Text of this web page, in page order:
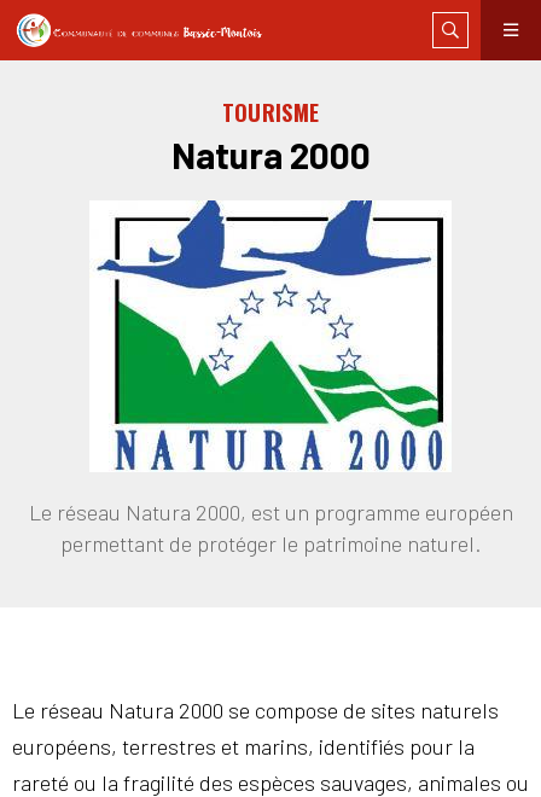
TOURISME
Natura 2000
Le réseau Natura 2000, est un programme européen
permettant de protéger le patrimoine naturel.
Le réseau Natura 2000 se compose de sites naturels
européens, terrestres et marins, identifiés pour la
rareté ou la fragilité des espèces sauvages, animales ou